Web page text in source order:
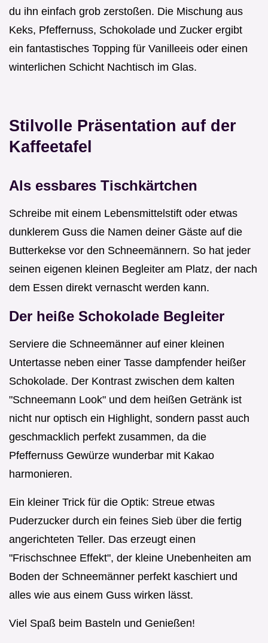
du ihn einfach grob zerstoßen. Die Mischung aus
Keks, Pfeffernuss, Schokolade und Zucker ergibt
ein fantastisches Topping für Vanilleeis oder einen
winterlichen Schicht Nachtisch im Glas.
Stilvolle Präsentation auf der
Kaffeetafel
Als essbares Tischkärtchen
Schreibe mit einem Lebensmittelstift oder etwas
dunklerem Guss die Namen deiner Gäste auf die
Butterkekse vor den Schneemännern. So hat jeder
seinen eigenen kleinen Begleiter am Platz, der nach
dem Essen direkt vernascht werden kann.
Der heiße Schokolade Begleiter
Serviere die Schneemänner auf einer kleinen
Untertasse neben einer Tasse dampfender heißer
Schokolade. Der Kontrast zwischen dem kalten
"Schneemann Look" und dem heißen Getränk ist
nicht nur optisch ein Highlight, sondern passt auch
geschmacklich perfekt zusammen, da die
Pfeffernuss Gewürze wunderbar mit Kakao
harmonieren.
Ein kleiner Trick für die Optik: Streue etwas
Puderzucker durch ein feines Sieb über die fertig
angerichteten Teller. Das erzeugt einen
"Frischschnee Effekt", der kleine Unebenheiten am
Boden der Schneemänner perfekt kaschiert und
alles wie aus einem Guss wirken lässt.
Viel Spaß beim Basteln und Genießen!